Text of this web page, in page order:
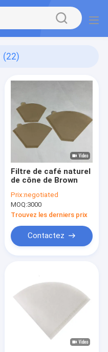
(22)
Filtre de café naturel
de cône de Brown
Prix:negotiated
MOQ:3000
Trouvez les derniers prix
Contactez